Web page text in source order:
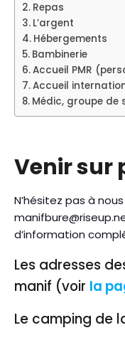
Repas
L’argent
Hébergements
Bambinerie
Accueil PMR
Accueil
Médic, groupe de
Venir sur
N’hésitez pas à
d’information
Les adresses
manif (voir la
Le camping de